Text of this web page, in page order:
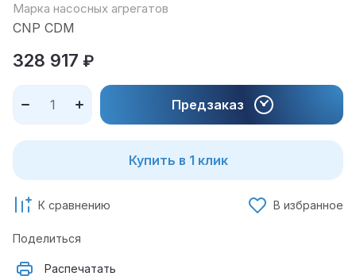
Марка насосных агрегатов
CNP CDM
328 917 ₽
Предзаказ
Купить в 1 клик
К сравнению В избранное
Поделиться
Распечатать